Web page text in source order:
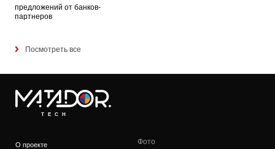
предложений от банков-
партнеров
Посмотреть все
TECH
О проекте
Фото